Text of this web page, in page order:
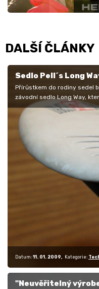
DALŠÍ ČLÁNKY
Sedlo Pell´s Long
Přírůstkem do rodiny sedel
závodní sedlo Long Way,
vhodné pro…
Datum: 11. 01. 2009 Kategorie:
"Neuvěřitelný